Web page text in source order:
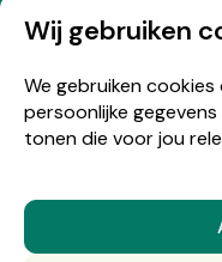
Wij gebruiken
We gebruiken
persoonlijke
tonen die voor jou
Meld je aan voor
© Copyright 2026